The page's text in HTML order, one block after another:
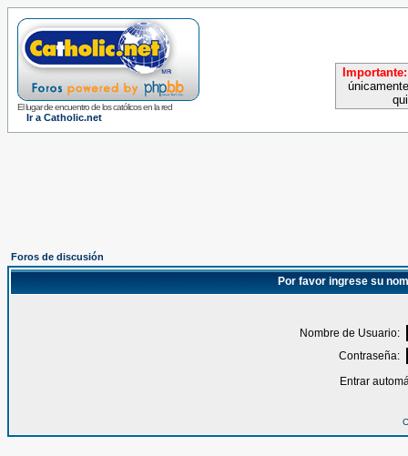
El lugar de encuentro de los católicos en la red
Ir a Catholic.net
Importante:
Foros de discusión
Por favor ingrese su
Nombre de Usuario:
Contraseña:
Entrar